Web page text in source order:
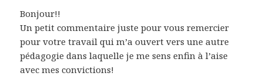
Bonjour!!
Un petit commentaire juste pour vous remercier
pour votre travail qui m’a ouvert vers une autre
pédagogie dans laquelle je me sens enfin à l’aise
avec mes convictions!